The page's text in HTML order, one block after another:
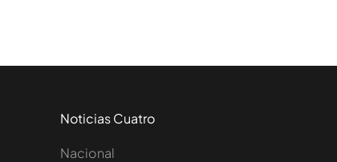
Noticias Cuatro
Nacional